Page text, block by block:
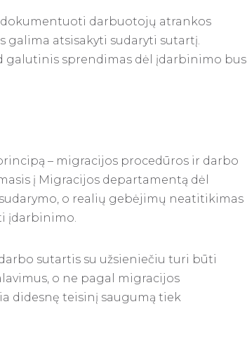
darbuotojų atrankos
galima atsisakyti sudaryti sutartį.
galutinis sprendimas dėl įdarbinimo bus
– migracijos procedūros ir darbo
į Migracijos departamentą dėl
o realių gebėjimų neatitikimas
įdarbinimo.
sutartis su užsieniečiu turi būti
o ne pagal migracijos
didesnę teisinį saugumą tiek